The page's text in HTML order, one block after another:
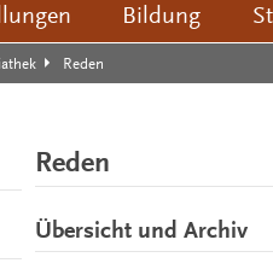
Bildung
Reden
Reden
Übersicht und Archiv